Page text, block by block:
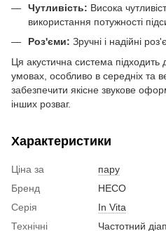
Чутливість: Висока
використання потужності
Роз'єми: Зручні і надійні
Ця акустична система
умовах, особливо в середніх та
забезпечити якісне звукове
інших розваг.
Характеристики
Ціна за
пару
Бренд
HECO
Серія
In Vita
Технічні
Частотний